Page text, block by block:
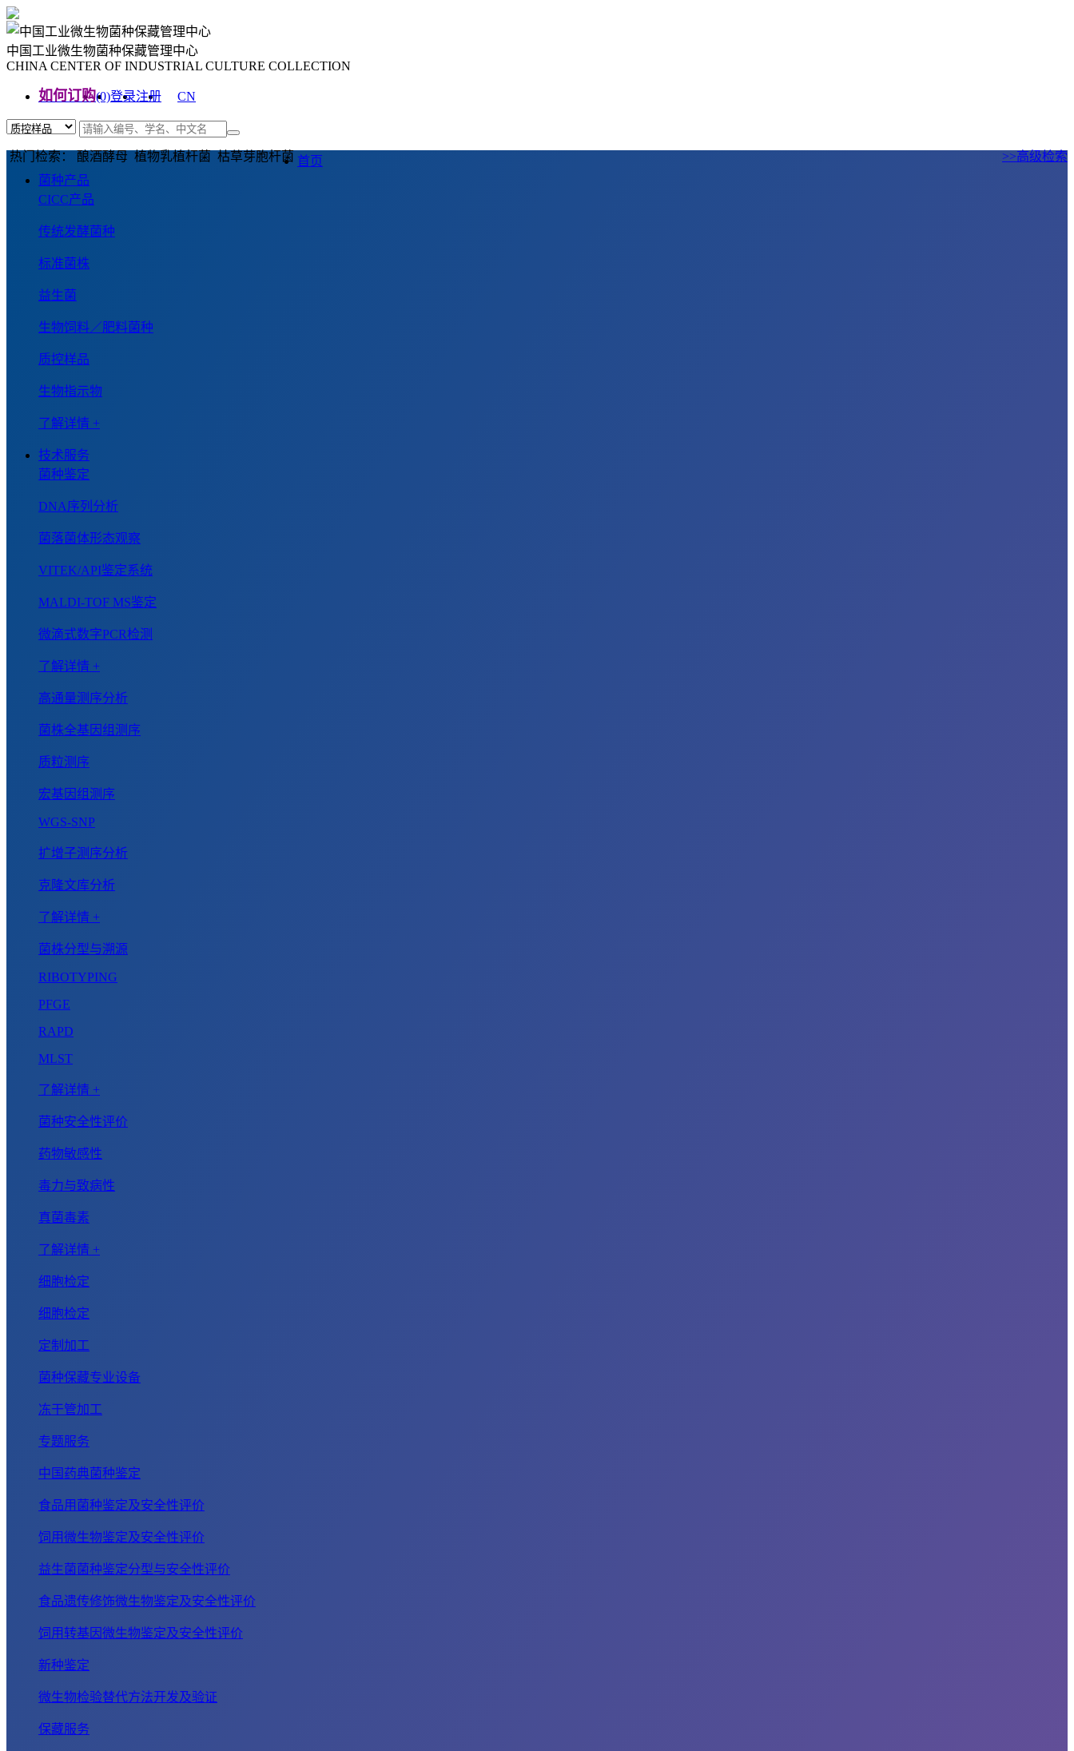
中国工业微生物菌种保藏管理中心
CHINA CENTER OF INDUSTRIAL CULTURE COLLECTION
如何订购(0)登录注册
CN
热门检索： 酿酒酵母 植物乳植杆菌 枯草芽胞杆菌 >>高级检索
首页
菌种产品
CICC产品
传统发酵菌种
标准菌株
益生菌
生物饲料／肥料菌种
质控样品
生物指示物
了解详情 +
技术服务
菌种鉴定
DNA序列分析
菌落菌体形态观察
VITEK/API鉴定系统
MALDI-TOF MS鉴定
微滴式数字PCR检测
了解详情 +
高通量测序分析
菌株全基因组测序
质粒测序
宏基因组测序
WGS-SNP
扩增子测序分析
克隆文库分析
了解详情 +
菌株分型与溯源
RIBOTYPING
PFGE
RAPD
MLST
了解详情 +
菌种安全性评价
药物敏感性
毒力与致病性
真菌毒素
了解详情 +
细胞检定
细胞检定
定制加工
菌种保藏专业设备
冻干管加工
专题服务
中国药典菌种鉴定
食品用菌种鉴定及安全性评价
饲用微生物鉴定及安全性评价
益生菌菌种鉴定分型与安全性评价
食品遗传修饰微生物鉴定及安全性评价
饲用转基因微生物鉴定及安全性评价
新种鉴定
微生物检验替代方法开发及验证
保藏服务